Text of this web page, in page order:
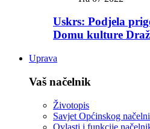
Uskrs: Podjela
Domu kulture
Uprava
Vaš načelnik
Životopis
Savjet Općinskog
Ovlasti i funkcije